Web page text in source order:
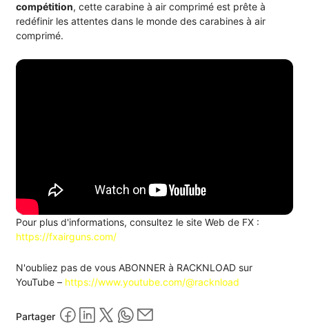
compétition, cette carabine à air comprimé est prête à
redéfinir les attentes dans le monde des carabines à air
comprimé.
Pour plus d'informations, consultez le site Web de FX :
https://fxairguns.com/
N'oubliez pas de vous ABONNER à RACKNLOAD sur
YouTube – https://www.youtube.com/@racknload
Partager